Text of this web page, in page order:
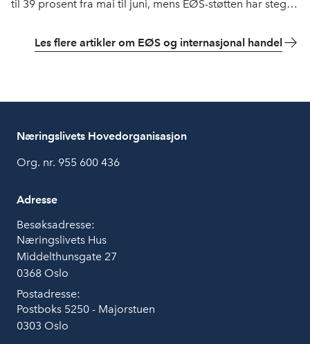
til 39 prosent fra mai til juni, mens EØS-støtten har steget
meningsmålingstall.
Les flere artikler om EØS og internasjonal handel
Næringslivets Hovedorganisasjon
Org. nr. 955 600 436
Adresse
Besøksadresse:
Næringslivets Hus
Middelthunsgate 27
0368 Oslo
Postadresse:
Postboks 5250 - Majorstuen
0303 Oslo